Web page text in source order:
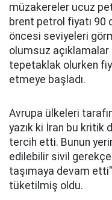
müzakereler ucuz
brent petrol fiyatı 90
öncesi seviyeleri
olumsuz
tepetaklak olurken
etmeye başladı.
Avrupa ülkeleri
yazık ki İran bu kritik
tercih etti. Bunun
edilebilir sivil
taşımaya devam
tüketilmiş oldu.